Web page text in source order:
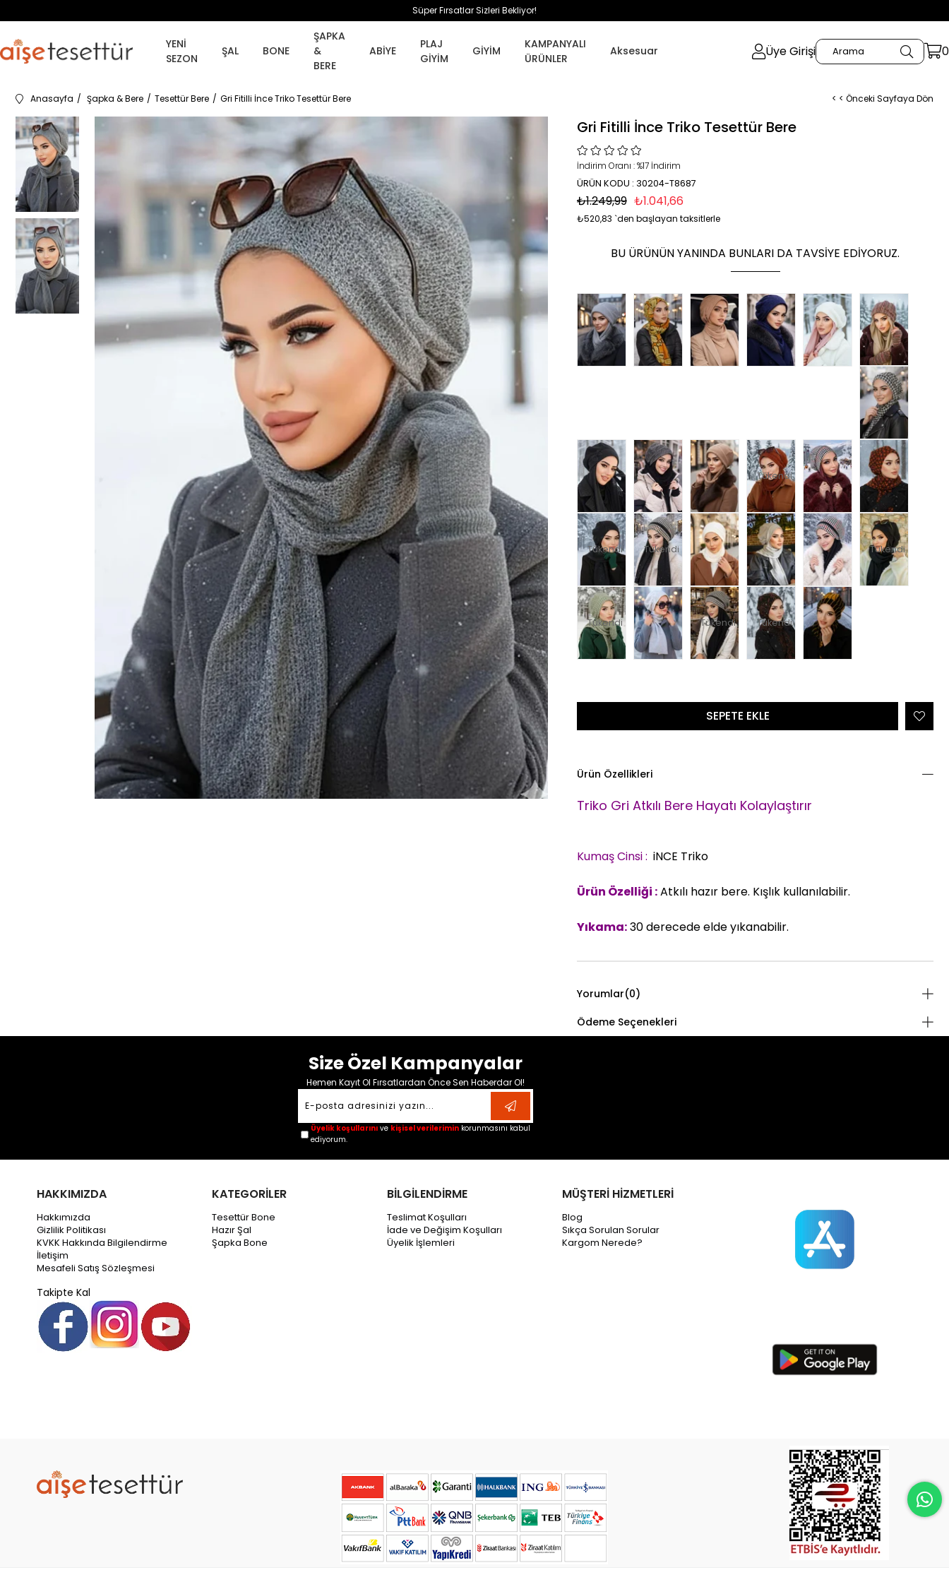
Süper Fırsatlar Sizleri Bekliyor!
YENİ
SEZON
ŞAL BONE
ŞAPKA
&
BERE
ABİYE
PLAJ
GİYİM
GİYİM
KAMPANYALI
ÜRÜNLER
Aksesuar Üye Girişi 0
Anasayfa Şapka & Bere Tesettür Bere Gri Fitilli İnce Triko Tesettür Bere < < Önceki Sayfaya Dön
Gri Fitilli İnce Triko Tesettür Bere
İndirim Oranı :%17 İndirim
ÜRÜN KODU : 30204-T8687
₺1.249,99 ₺1.041,66
₺520,83 `den başlayan taksitlerle
BU ÜRÜNÜN YANINDA BUNLARI DA TAVSIYE EDIYORUZ.
Tükendi
Tükendi Tükendi Tükendi
Tükendi Tükendi Tükendi
Ürün Özellikleri
Triko Gri Atkılı Bere Hayatı Kolaylaştırır
Kumaş Cinsi : iNCE Triko
Ürün Özelliği :Atkılı hazır bere. Kışlık kullanılabilir.
Yıkama:30 derecede elde yıkanabilir.
Yorumlar(0)
Ödeme Seçenekleri
Size Özel Kampanyalar
Hemen Kayıt Ol Fırsatlardan Önce Sen Haberdar Ol!
Üyelik koşullarını ve kişisel verilerimin korunmasını kabul
ediyorum.
HAKKIMIZDA
Hakkımızda
Gizlilik Politikası
KVKK Hakkında Bilgilendirme
İletişim
Mesafeli Satış Sözleşmesi
Takipte Kal
KATEGORİLER
Tesettür Bone
Hazır Şal
Şapka Bone
BİLGİLENDİRME
Teslimat Koşulları
İade ve Değişim Koşulları
Üyelik İşlemleri
MÜŞTERİ HİZMETLERİ
Blog
Sıkça Sorulan Sorular
Kargom Nerede?